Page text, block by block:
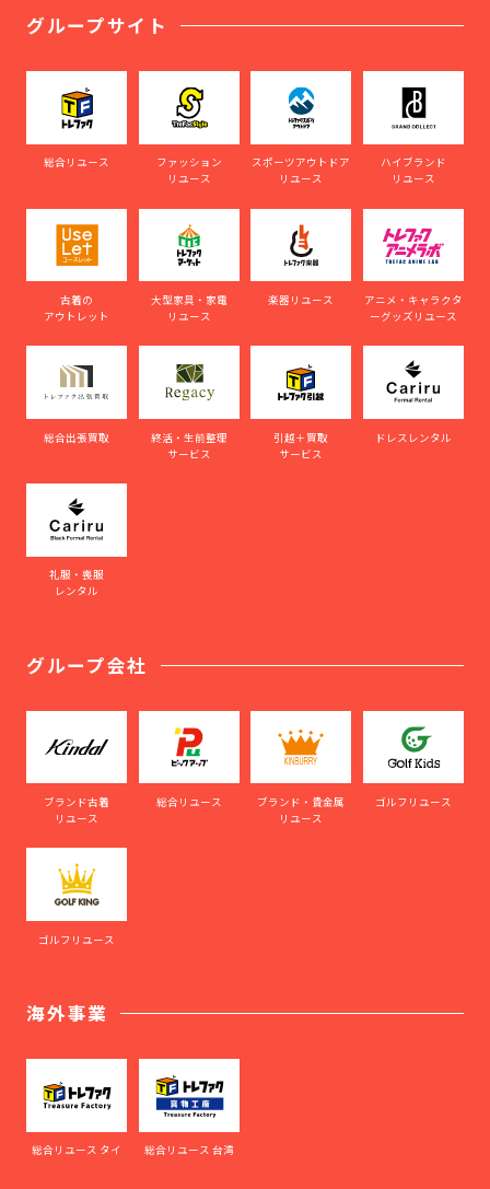
グループサイト
総合リユース
ファッション
リユース
スポーツアウトドア
リユース
ハイブランド
リユース
古着の
アウトレット
大型家具・家電
リユース
楽器リユース
アニメ・キャラクタ
ーグッズリユース
総合出張買取
終活・生前整理
サービス
引越＋買取
サービス
ドレスレンタル
礼服・喪服
レンタル
グループ会社
ブランド古着
リユース
総合リユース
ブランド・貴金属
リユース
ゴルフリユース
ゴルフリユース
海外事業
総合リユース タイ 総合リユース 台湾